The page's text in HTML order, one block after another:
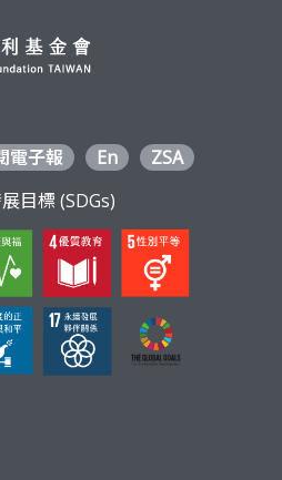
電子報
En
ZSA
目標 (SDGs)